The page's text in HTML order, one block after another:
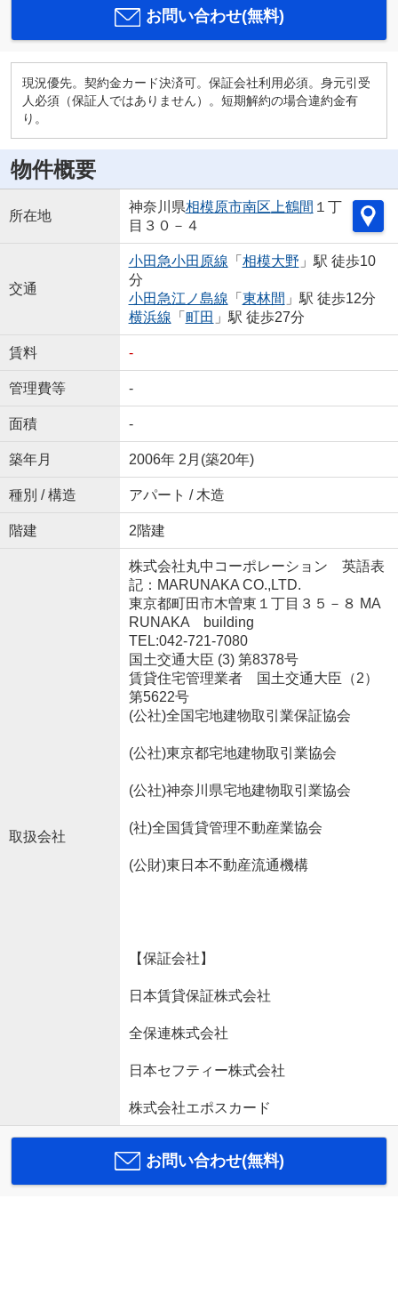
お問い合わせ(無料)
現況優先。契約金カード決済可。保証会社利用必須。身元引受
人必須（保証人ではありません）。短期解約の場合違約金有
り。
物件概要
所在地
神奈川県相模原市南区 上鶴間 １丁
目３０－４
交通
小田急小田原線 「 相模大野 」駅 徒歩10
分
小田急江ノ島線 「 東林間 」駅 徒歩12分
横浜線 「 町田 」駅 徒歩27分
賃料 -
管理費等 -
面積 -
築年月 2006年 2月(築20年)
種別 / 構造 アパート / 木造
階建 2階建
取扱会社
株式会社丸中コーポレーション 英語表
記：MARUNAKA CO.,LTD.
東京都町田市木曽東１丁目３５－８ MA
RUNAKA building
TEL:042-721-7080
国土交通大臣 (3) 第8378号
賃貸住宅管理業者 国土交通大臣（2）
第5622号
(公社)全国宅地建物取引業保証協会
(公社)東京都宅地建物取引業協会
(公社)神奈川県宅地建物取引業協会
(社)全国賃貸管理不動産業協会
(公財)東日本不動産流通機構
【保証会社】
日本賃貸保証株式会社
全保連株式会社
日本セフティー株式会社
株式会社エポスカード
お問い合わせ(無料)